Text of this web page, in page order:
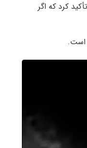
کرد که اگر
است.